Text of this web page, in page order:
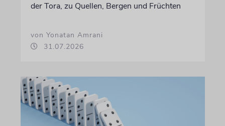
der Tora, zu Quellen, Bergen und Früchten
von Yonatan Amrani
31.07.2026